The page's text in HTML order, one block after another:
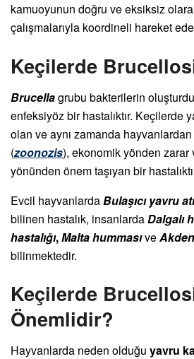
kamuoyunun doğru ve eksiksiz
çalışmalarıyla koordineli hareket
Keçilerde
Brucellagrubu bakterilerin
enfeksiyöz bir hastalıktır. Keçilerde
olan ve aynı zamanda
(zoonozis), ekonomik yönden zarar
yönünden önem taşıyan bir
Evcil hayvanlardaBulaşıcı yavru
bilinen hastalık, insanlardaDalgalı
hastalığı,Malta hummasıve
bilinmektedir.
Keçilerde
Önemlidir?
Hayvanlarda neden olduğu yavru